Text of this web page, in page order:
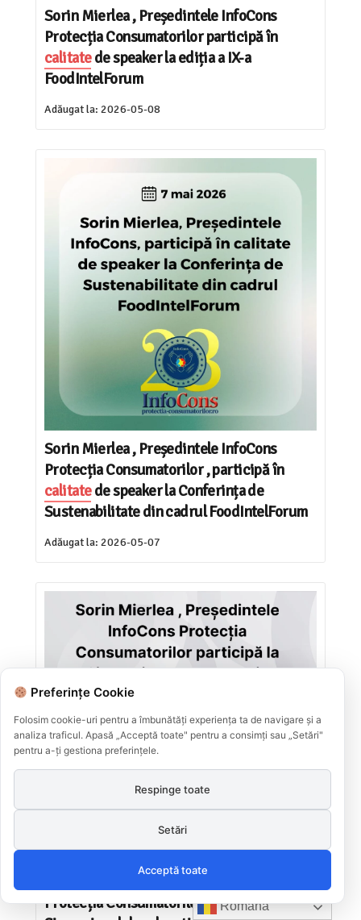
Sorin Mierlea , Președintele InfoCons
Protecția Consumatorilor participă în
calitatede speaker la ediția a IX-a
FoodIntelForum
Adăugat la: 2026-05-08
Sorin Mierlea , Președintele InfoCons
Protecția Consumatorilor , participă în
calitatede speaker la Conferința de
Sustenabilitate din cadrul FoodIntelForum
Adăugat la: 2026-05-07
Sorin Mierlea , Președintele InfoCons
Protecția Consumatorilor participă la
Română
Preferințe Cookie
Folosim cookie-uri pentru a îmbunătăți experiența ta de navigare și a
analiza traficul. Apasă „Acceptă toate" pentru a consimți sau „Setări"
pentru a-ți gestiona preferințele.
Respinge toate
Setări
Acceptă toate